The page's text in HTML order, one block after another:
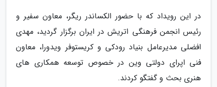
در این رویداد که با حضور الکساندر ریگر، معاون سفیر و
رئیس انجمن فرهنگی اتریش در ایران برگزار گردید، مهدی
افضلی مدیرعامل بنیاد رودکی و کریستوفر ویدورا، معاون
فنی اپرای دولتی وین در خصوص توسعه همکاری های
هنری بحث و گفتگو کردند.